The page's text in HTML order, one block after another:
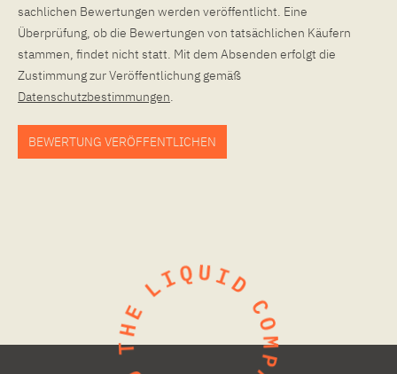
sachlichen Bewertungen werden veröffentlicht. Eine
Überprüfung, ob die Bewertungen von tatsächlichen Käufern
stammen, findet nicht statt. Mit dem Absenden erfolgt die
Zustimmung zur Veröffentlichung gemäß
Datenschutzbestimmungen.
BEWERTUNG VERÖFFENTLICHEN